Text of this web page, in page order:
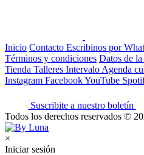
Inicio Contacto Escribinos por
Términos y condiciones Datos de la
Tienda Talleres Intervalo Agenda
Instagram FacebookYouTube
Suscribite a nuestro boletín
Todos los derechos reservados ©
×
Iniciar sesión